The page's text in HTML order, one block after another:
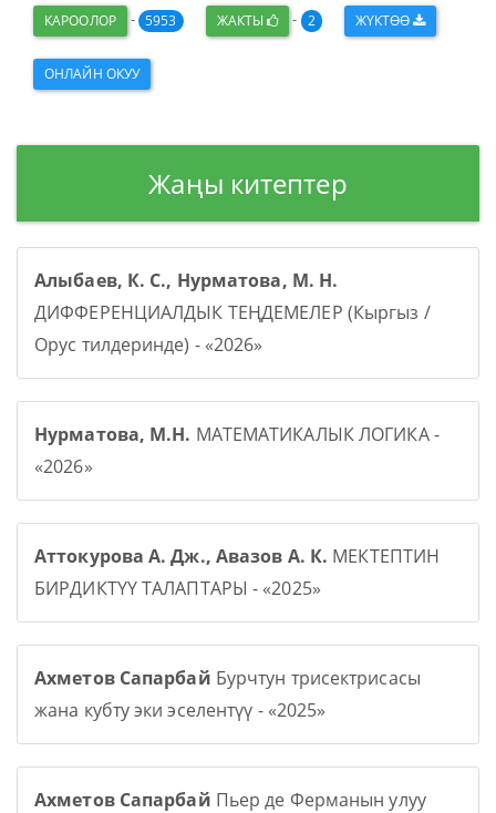
КАРООЛОР - 5953 ЖАКТЫ - 2 ЖҮКТӨӨ
ОНЛАЙН ОКУУ
Жаңы китептер
Алыбаев, К. С., Нурматова, М. Н.
ДИФФЕРЕНЦИАЛДЫК ТЕҢДЕМЕЛЕР (Кыргыз /
Орус тилдеринде) - «2026»
Нурматова, М.Н. МАТЕМАТИКАЛЫК ЛОГИКА -
«2026»
Аттокурова А. Дж., Авазов А. К. МЕКТЕПТИН
БИРДИКТҮҮ ТАЛАПТАРЫ - «2025»
Ахметов Сапарбай Бурчтун трисектрисасы
жана кубту эки эселентүү - «2025»
Ахметов Сапарбай Пьер де Ферманын улуу